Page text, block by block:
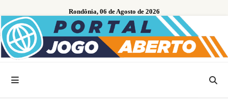
Rondônia, 06 de Agosto de 2026